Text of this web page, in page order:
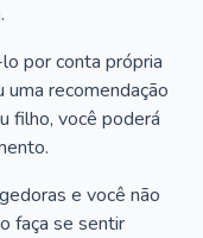
por conta própria
recomendação
filho, você poderá
e você não
faça se sentir